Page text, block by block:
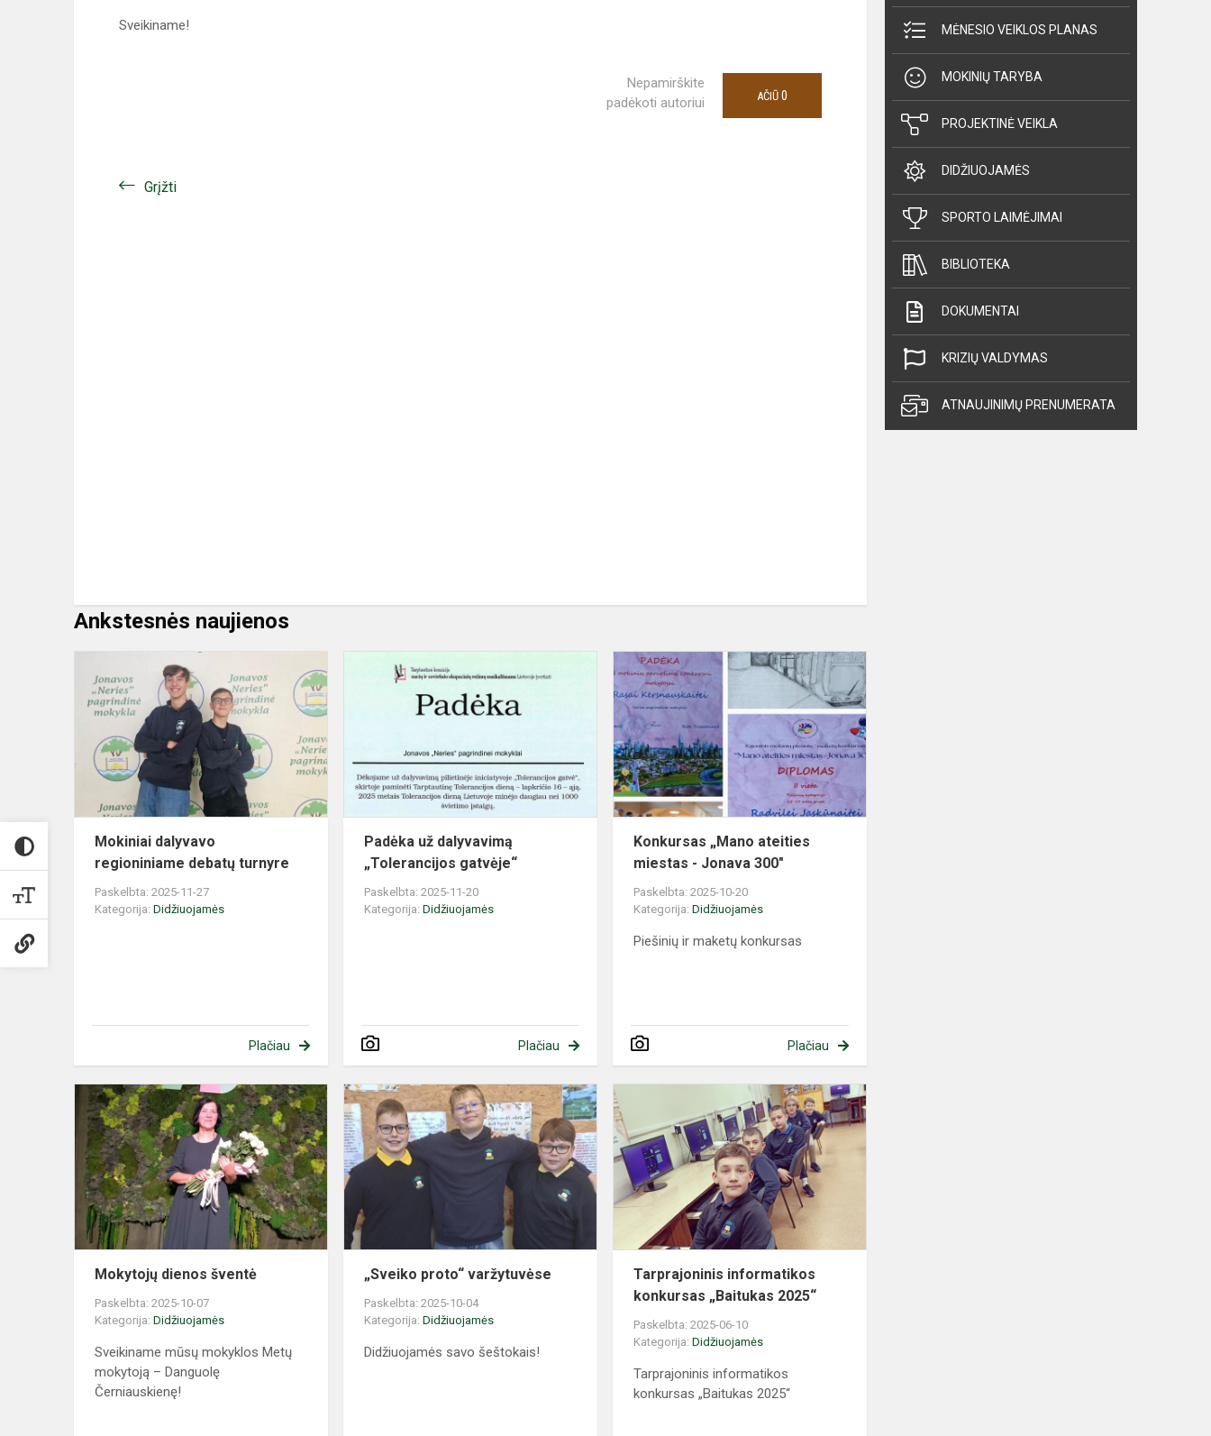
Sveikiname!
Nepamirškite
padėkoti autoriui
AČIŪ 0
Grįžti
Ankstesnės naujienos
dalyvavo
regioniniame
turnyre
Mokiniai dalyvavo
regioniniame debatų turnyre
Paskelbta: 2025-11-27
Kategorija: Didžiuojamės
Plačiau
Padėka
dalyvavimą
„Tolerancijos
gatvėje“
Padėka už dalyvavimą
„Tolerancijos gatvėje“
Paskelbta: 2025-11-20
Kategorija:Didžiuojamės
Plačiau
„Mano
ateities
miestas
-
300"
Konkursas „Mano ateities
miestas - Jonava 300"
Paskelbta: 2025-10-20
Kategorija:Didžiuojamės
Piešinių ir maketų konkursas
Plačiau
Mokytojų
dienos
šventė
Mokytojų dienos šventė
Paskelbta: 2025-10-07
Kategorija: Didžiuojamės
Sveikiname mūsų mokyklos Metų
mokytoją – Danguolę
Černiauskienę!
„Sveiko
proto“
varžytuvėse
„Sveiko proto“ varžytuvėse
Paskelbta: 2025-10-04
Kategorija:Didžiuojamės
Didžiuojamės savo šeštokais!
Tarprajoninis
informatikos
Tarprajoninis informatikos
konkursas „Baitukas 2025“
Paskelbta: 2025-06-10
Kategorija:Didžiuojamės
Tarprajoninis informatikos
konkursas „Baitukas 2025“
MĖNESIO VEIKLOS PLANAS
MOKINIŲ TARYBA
PROJEKTINĖ VEIKLA
DIDŽIUOJAMĖS
SPORTO LAIMĖJIMAI
BIBLIOTEKA
DOKUMENTAI
KRIZIŲ VALDYMAS
ATNAUJINIMŲ PRENUMERATA